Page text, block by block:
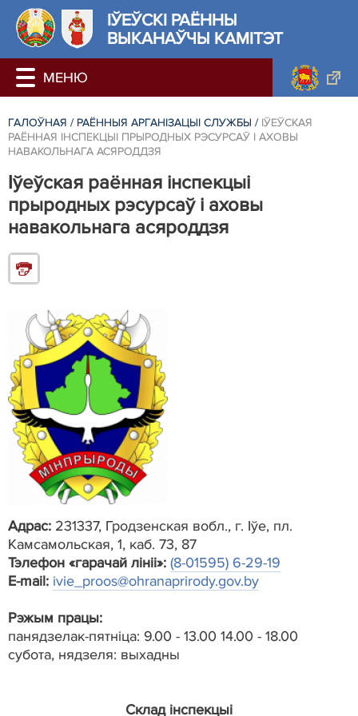
ІЎЕЎСКІ РАЁННЫ
ВЫКАНАЎЧЫ КАМІТЭТ
ГАЛОЎНАЯ / РАЁННЫЯ АРГАНІЗАЦЫІ СЛУЖБЫ / ІЎЕЎСКАЯ
РАЁННАЯ ІНСПЕКЦЫІ ПРЫРОДНЫХ РЭСУРСАЎ І АХОВЫ
НАВАКОЛЬНАГА АСЯРОДДЗЯ
Іўеўская раённая інспекцыі
прыродных рэсурсаў і аховы
навакольнага асяроддзя
Адрас: 231337, Гродзенская вобл., г. Іўе, пл.
Камсамольская, 1, каб. 73, 87
Тэлефон «гарачай лініі»: (8-01595) 6-29-19
E-mail: ivie_proos@ohranaprirody.gov.by
Рэжым працы:
панядзелак-пятніца: 9.00 - 13.00 14.00 - 18.00
субота, нядзеля: выхадны
Склад інспекцыі